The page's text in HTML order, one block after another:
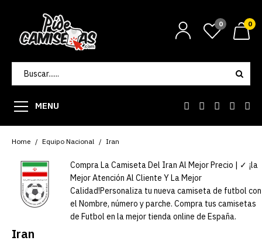
0 0
MENU
Home Equipo Nacional Iran
Compra La Camiseta Del Iran Al Mejor Precio | ✓ ¡la
Mejor Atención Al Cliente Y La Mejor
Calidad!Personaliza tu nueva camiseta de futbol con
el Nombre, número y parche. Compra tus camisetas
de Futbol en la mejor tienda online de España.
Iran